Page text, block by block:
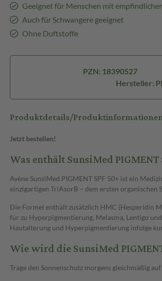
Geeignet für Menschen mit
Auch für Schwangere geeignet
Ohne Duftstoffe
PZN: 18390527
Hersteller:
Produktdetails/Produktinformationen
Jetzt bestellen!
Was enthält SunsiMed PIGMENT
Avène SunsiMed PIGMENT SPF 50+ ist ein
einzigartigen TriAsorB – dem ersten organischen
Die Formel enthält zusätzlich HMC (Hesperidin
für zu Hyperpigmentierung, Melasma, Lentigo
Hautalterung und Hyperpigmentierung infolge
Wie wird die SunsiMed
Trage den Sonnenschutz morgens gleichmäßig